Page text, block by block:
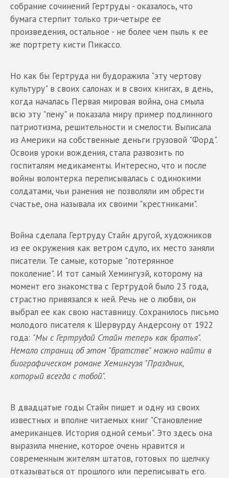
собрание сочинений Гертруды - оказалось, что
бумага стерпит только три-четыре ее
произведения, остальное - не более чем пыль к ее
же портрету кисти Пикассо.
Но как бы Гертруда ни будоражила "эту чертову
культуру" в своих салонах и в своих книгах, в день,
когда началась Первая мировая война, она смыла
всю эту "пену" и показала миру пример подлинного
патриотизма, решительности и смелости. Выписала
из Америки на собственные деньги грузовой "Форд".
Освоив уроки вождения, стала развозить по
госпиталям медикаменты. Интересно, что и после
войны волонтерка переписывалась с одинокими
солдатами, чьи ранения не позволяли им обрести
счастье, она называла их своими "крестниками".
Война сделала Гертруду Стайн другой, художников
из ее окружения как ветром сдуло, их место заняли
писатели. Те самые, которые "потерянное
поколение". И тот самый Хемингуэй, которому на
момент его знакомства с Гертрудой было 23 года,
страстно привязался к ней. Речь не о любви, он
выбрал ее как свою наставницу. Сохранилось письмо
молодого писателя к Шервурду Андерсону от 1922
года: "Мы с Гертрудой Стайн теперь как братья".
Немало страниц об этом "братстве" можно найти в
биографическом романе Хемингуэя "Праздник,
который всегда с тобой".
В двадцатые годы Стайн пишет и одну из своих
известных и вполне читаемых книг "Становление
американцев. История одной семьи". Это здесь она
выразила мнение, которое очень нравится и
современным жителям штатов, готовых по щелчку
отказываться от прошлого или переписывать его.